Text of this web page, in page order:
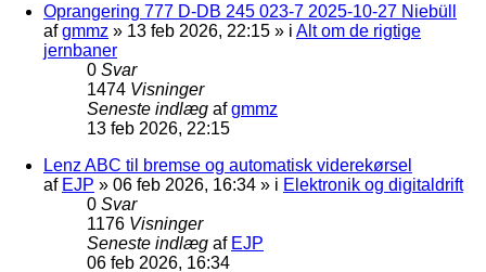
Oprangering 777 D-DB 245 023-7 2025-10-27 Niebüll
afgmmz » 13 feb 2026, 22:15 » i Alt om de rigtige
jernbaner
0 Svar
1474 Visninger
Seneste indlæg afgmmz
13 feb 2026, 22:15
Lenz ABC til bremse og automatisk viderekørsel
af EJP » 06 feb 2026, 16:34 » i Elektronik og digitaldrift
0 Svar
1176 Visninger
Seneste indlæg af EJP
06 feb 2026, 16:34